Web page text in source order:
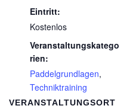
Eintritt:
Kostenlos
Veranstaltungskatego
rien:
Paddelgrundlagen,
Techniktraining
VERANSTALTUNGSORT